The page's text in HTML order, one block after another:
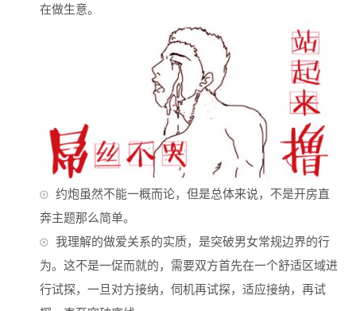
在做生意。
约炮虽然不能一概而论，但是总体来说，不是开房直
奔主题那么简单。
我理解的做爱关系的实质，是突破男女常规边界的行
为。这不是一促而就的，需要双方首先在一个舒适区域进
行试探，一旦对方接纳，伺机再试探，适应接纳，再试